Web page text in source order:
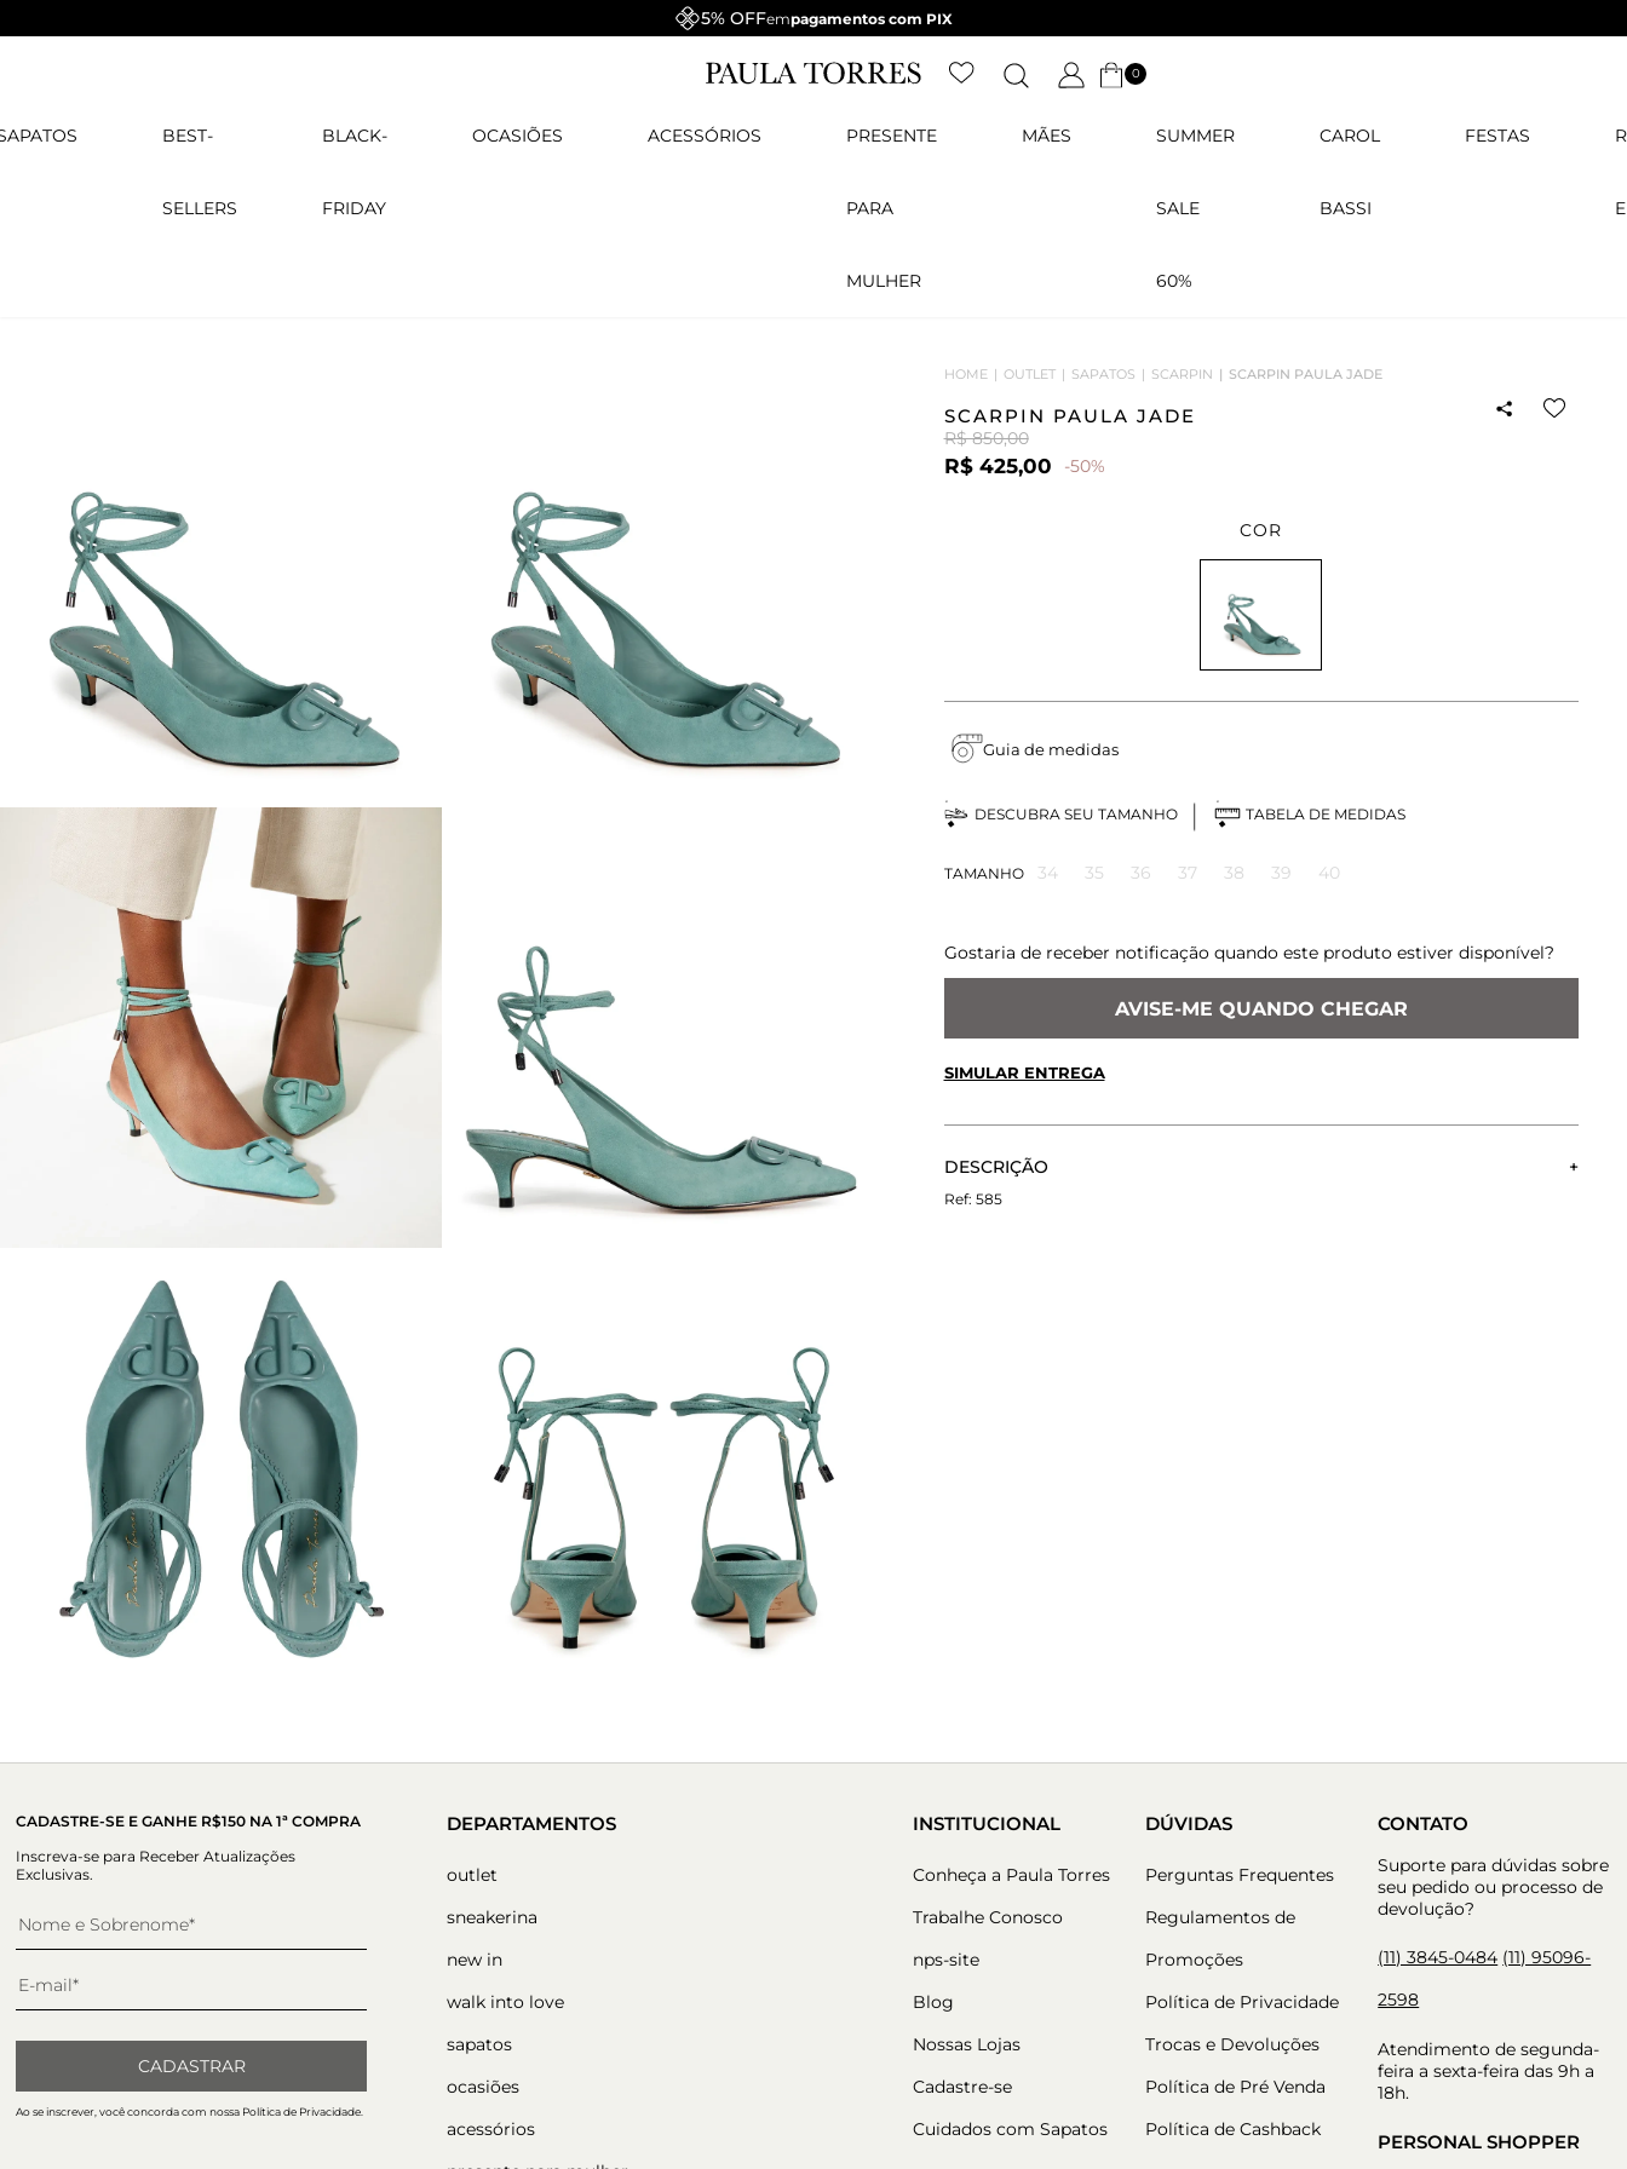
5% OFFempagamentos com PIX
0
BEST-
SELLERS
BLACK-
FRIDAY
OCASIÕES ACESSÓRIOS PRESENTE
PARA
MULHER
MÃES SUMMER
SALE
60%
CAROL
BASSI
FESTAS
HOME OUTLET SAPATOS SCARPIN SCARPIN PAULA JADE
SCARPIN PAULA JADE
R$ 850,00
R$ 425,00 -50%
COR
Guia de medidas
DESCUBRA SEU TAMANHO TABELA DE MEDIDAS
TAMANHO 34 35 36 37 38 39 40
Gostaria de receber notificação quando este produto estiver disponível?
AVISE-ME QUANDO CHEGAR
SIMULAR ENTREGA
DESCRIÇÃO
O Scarpin Paula tornou-se um clássico nas coleções Paula Torres e para
585
CADASTRE-SE E GANHE R$150 NA 1ª COMPRA
Inscreva-se para Receber Atualizações
Exclusivas.
CADASTRAR
Ao se inscrever, você concorda com nossa Política de Privacidade.
DEPARTAMENTOS
outlet
sneakerina
new in
walk into love
sapatos
ocasiões
acessórios
INSTITUCIONAL
Conheça a Paula Torres
Trabalhe Conosco
nps-site
Blog
Nossas Lojas
Cadastre-se
Cuidados com Sapatos
DÚVIDAS
Perguntas Frequentes
Regulamentos de
Promoções
Política de Privacidade
Trocas e Devoluções
Política de Pré Venda
Política de Cashback
CONTATO
Suporte para dúvidas sobre
seu pedido ou processo de
devolução?
(11) 3845-0484 (11) 95096-
2598
Atendimento de segunda-
feira a sexta-feira das 9h a
18h.
PERSONAL SHOPPER